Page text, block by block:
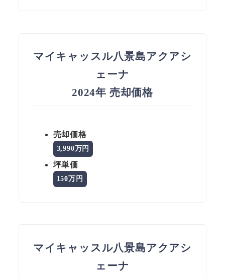
マイキャッスル八景島アクアシ
ェーナ
2024年 売却価格
売却価格
3,990万円
坪単価
150万円
マイキャッスル八景島アクアシ
ェーナ